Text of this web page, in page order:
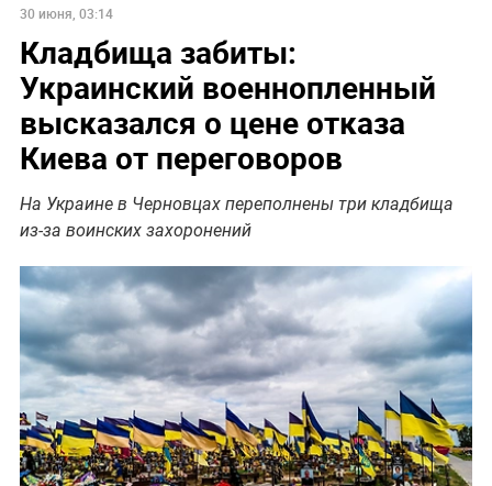
30 июня, 03:14
Кладбища забиты:
Украинский военнопленный
высказался о цене отказа
Киева от переговоров
На Украине в Черновцах переполнены три кладбища
из-за воинских захоронений